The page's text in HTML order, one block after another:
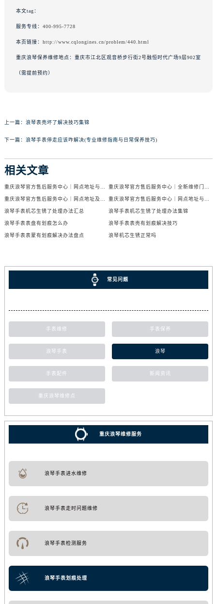
本文tag：
服务专线： 400-995-7728
本页链接： http://www.cqlongines.cn/problem/440.html
重庆浪琴保养维修地点：重庆市江北区观音桥步行街2号融恒时代广场9层902室
（需提前预约）
上一篇： 浪琴表壳坏了解决技巧集锦
下一篇： 浪琴手表停走应该咋解决(专业维修指南与日常保养技巧)
相关文章
浪琴手表机芯生锈了处理办法汇总 浪琴手表机芯生锈了处理办法集锦
浪琴手表表盘有划痕怎么办 浪琴手表表壳有划痕解决技巧
浪琴手表表蒙有划痕解决办法盘点 浪琴机芯生锈正常吗
常见问题
手表维修 手表保养
浪琴手表 浪琴
手表配件 新闻资讯
重庆浪琴维修点
重庆浪琴维修服务
浪琴手表进水维修
浪琴手表走时问题维修
浪琴手表检测服务
浪琴手表划痕处理